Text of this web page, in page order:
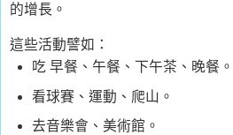
的增長。
這些活動譬如：
吃 早餐、午餐、下午茶、晚餐。
看球賽、運動、爬山。
去音樂會、美術館。